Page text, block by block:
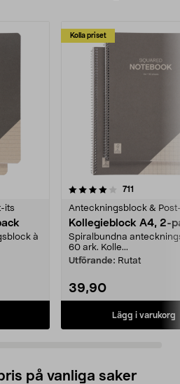
its
à
Kolla priset
711
Anteckningsblock &
Kollegieblock A4, 2-
Spiralbundna
60 ark. Kolle...
Utförande: Rutat
39,90
Lägg i varukorg
4.5 av 5 stjärnor
på vanliga saker